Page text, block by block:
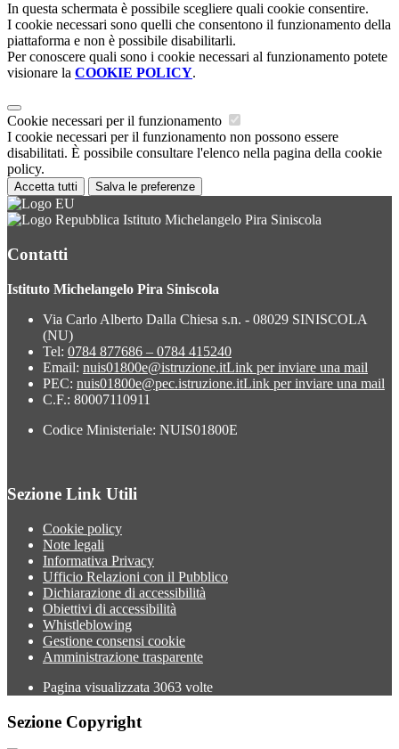
In questa schermata è possibile scegliere quali cookie consentire.
I cookie necessari sono quelli che consentono il funzionamento della
piattaforma e non è possibile disabilitarli.
Per conoscere quali sono i cookie necessari al funzionamento potete
visionare la COOKIE POLICY.
Cookie necessari per il funzionamento
I cookie necessari per il funzionamento non possono essere
disabilitati. È possibile consultare l'elenco nella pagina della cookie
policy.
Accetta tutti Salva le preferenze
Istituto Michelangelo Pira Siniscola
Contatti
Istituto Michelangelo Pira Siniscola
Via Carlo Alberto Dalla Chiesa s.n. - 08029 SINISCOLA
(NU)
Tel: 0784 877686 – 0784 415240
Email: nuis01800e@istruzione.itLink per inviare una mail
PEC: nuis01800e@pec.istruzione.itLink per inviare una mail
C.F.: 80007110911
Codice Ministeriale: NUIS01800E
Sezione Link Utili
Cookie policy
Note legali
Informativa Privacy
Ufficio Relazioni con il Pubblico
Dichiarazione di accessibilità
Obiettivi di accessibilità
Whistleblowing
Gestione consensi cookie
Amministrazione trasparente
Pagina visualizzata 3063 volte
Sezione Copyright